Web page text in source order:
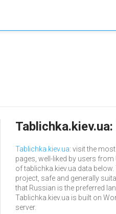
Tablichka.kiev.ua: visit the
pages, well-liked by users
of tablichka.kiev.ua data
project, safe and generally
that Russian is the preferred
Tablichka.kiev.ua is built on
server.